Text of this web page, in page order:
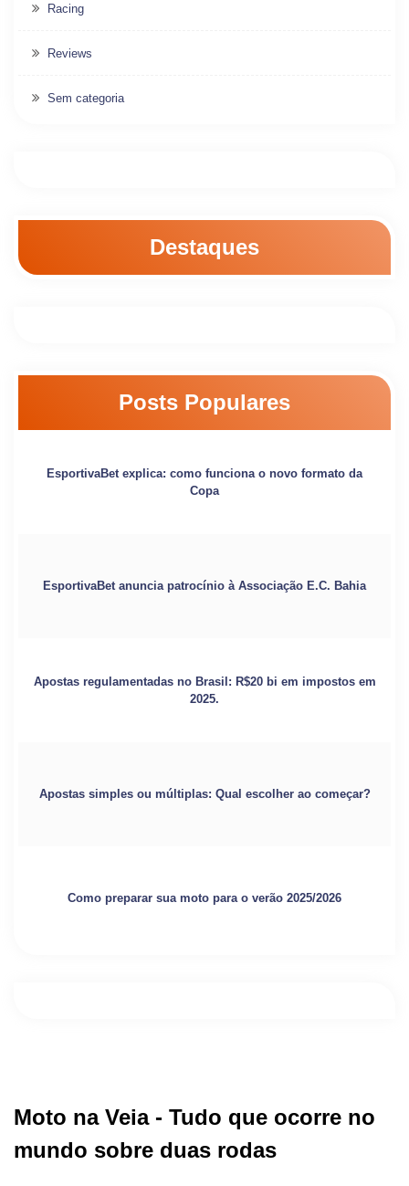
Racing
Reviews
Sem categoria
Destaques
Posts Populares
EsportivaBet explica: como funciona o novo formato da
Copa
EsportivaBet anuncia patrocínio à Associação E.C. Bahia
Apostas regulamentadas no Brasil: R$20 bi em impostos em
2025.
Apostas simples ou múltiplas: Qual escolher ao começar?
Como preparar sua moto para o verão 2025/2026
Moto na Veia - Tudo que ocorre no
mundo sobre duas rodas